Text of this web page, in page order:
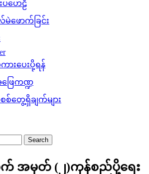
ပဟေဠိ
ဖောက်ခြင်း
ားပေးပို့ရန်
ြေကဏ္ဍ
စ်တွေ့ရှိချက်များ
က် အမှတ် (၂)ကုန်စည်ပို့ရေး